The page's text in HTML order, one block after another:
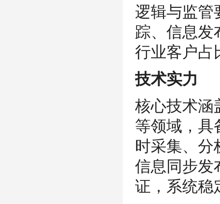
逻辑与监管
踪、信息发
行业客户占
技术实力
核心技术涵
等领域，具
时采集、分
信息同步发
证，系统稳